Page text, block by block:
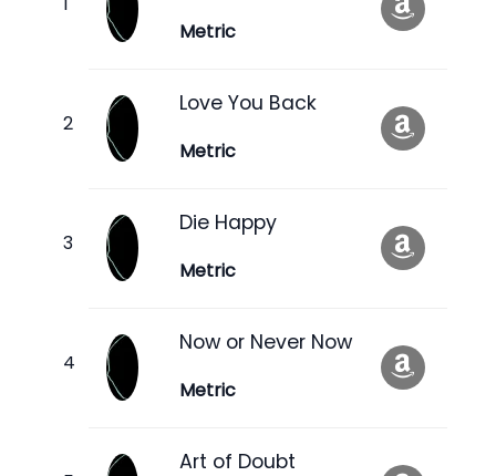
Metric
Love You Back
Metric
Die Happy
Metric
Now or Never Now
Metric
Art of Doubt